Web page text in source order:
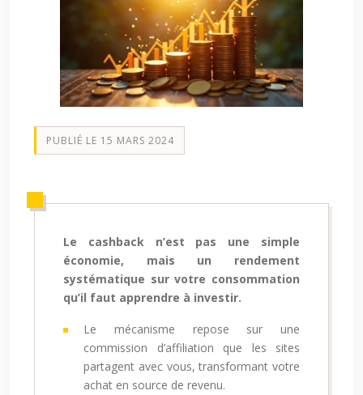
PUBLIÉ LE 15 MARS 2024
Le cashback n’est pas une simple
économie, mais un rendement
systématique sur votre consommation
qu’il faut apprendre à investir.
Le mécanisme repose sur une
commission d’affiliation que les sites
partagent avec vous, transformant votre
achat en source de revenu.